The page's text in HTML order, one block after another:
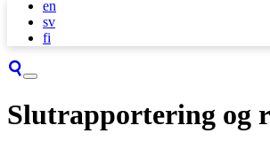
en
sv
fi
Slutrapportering og